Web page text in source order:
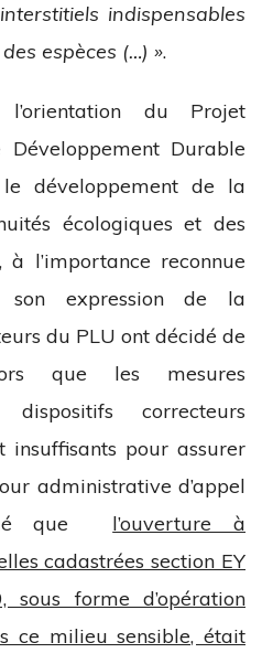
indispensables
espèces (…) ».
du Projet
Développement Durable
développement de la
écologiques et des
à l’importance reconnue
expression de la
du PLU ont décidé de
que les mesures
correcteurs
insuffisants pour assurer
administrative d’appel
que l’ouverture à
cadastrées section EY
forme d’opération
ce milieu sensible, était